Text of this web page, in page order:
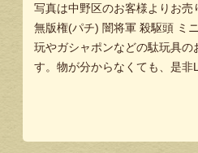
写真は中野区のお客様よりお売
無版権(パチ) 闇将軍 殺駆頭 ミ
玩やガシャポンなどの駄玩具の
す。物が分からなくても、是非